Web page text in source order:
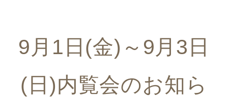
9月1日(金)～9月3日
(日)内覧会のお知ら